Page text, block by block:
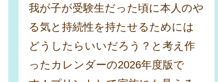
我が子が受験生だった頃に本人のや
る気と持続性を持たせるためには
どうしたらいいだろう？と考え作
ったカレンダーの2026年度版で